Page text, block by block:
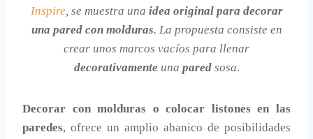
Inspire, se muestra una idea original para decorar
una pared con molduras. La propuesta consiste en
crear unos marcos vacíos para llenar
decorativamente una paredsosa.
Decorar con molduras o colocar listones en las
paredes, ofrece un amplio abanico de posibilidades